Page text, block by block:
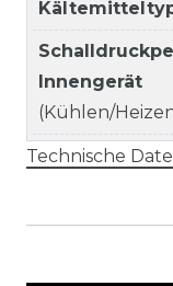
Innengerät
(Kühlen/
Technische